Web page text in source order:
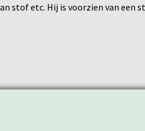
stof etc. Hij is voorzien van een